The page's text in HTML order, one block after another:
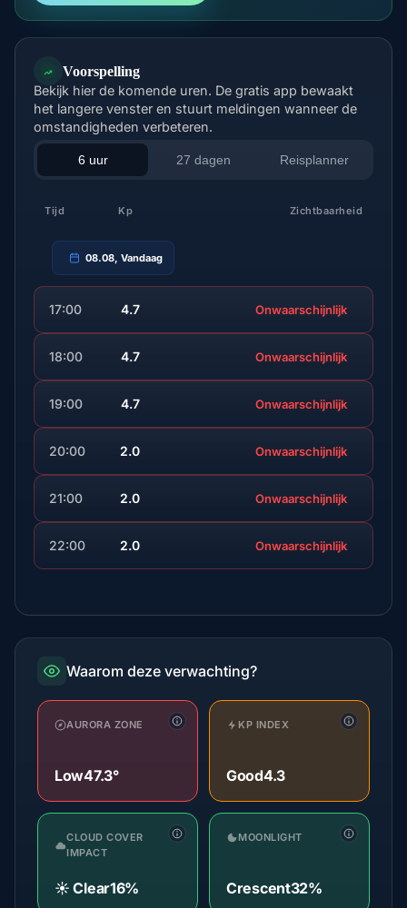
Voorspelling
Bekijk hier de komende uren. De gratis app bewaakt
het langere venster en stuurt meldingen wanneer de
omstandigheden verbeteren.
6 uur 27 dagen Reisplanner
Tijd Kp Zichtbaarheid
08.08, Vandaag
17:00 4.7 Onwaarschijnlijk
18:00 4.7 Onwaarschijnlijk
19:00 4.7 Onwaarschijnlijk
20:00 2.0 Onwaarschijnlijk
21:00 2.0 Onwaarschijnlijk
22:00 2.0 Onwaarschijnlijk
Waarom deze verwachting?
AURORA ZONE
Low47.3°
KP INDEX
Good4.3
CLOUD COVER
IMPACT
☀️ Clear16%
MOONLIGHT
Crescent32%